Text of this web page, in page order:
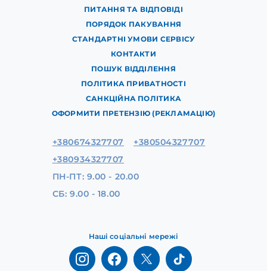
ПИТАННЯ ТА ВІДПОВІДІ
ПОРЯДОК ПАКУВАННЯ
СТАНДАРТНІ УМОВИ СЕРВІСУ
КОНТАКТИ
ПОШУК ВІДДІЛЕННЯ
ПОЛІТИКА ПРИВАТНОСТІ
САНКЦІЙНА ПОЛІТИКА
ОФОРМИТИ ПРЕТЕНЗІЮ (РЕКЛАМАЦІЮ)
Наші соціальні мережі
+380674327707
+380504327707
+380934327707
ПН-ПТ: 9.00 - 20.00
СБ: 9.00 - 18.00